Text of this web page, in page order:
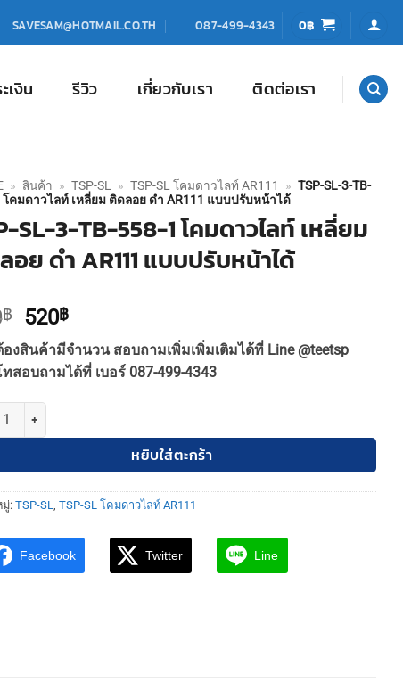
SAVESAM@HOTMAIL.CO.TH 087-499-4343 0฿
เงิน รีวิว เกี่ยวกับเรา ติดต่อเรา
» สินค้า » TSP-SL » TSP-SL โคมดาวไลท์ AR111 » TSP-SL-3-TB-
โคมดาวไลท์ เหลี่ยม ติดลอย ดำ AR111 แบบปรับหน้าได้
SL-3-TB-558-1 โคมดาวไลท์ เหลี่ยม
ย ดำ AR111 แบบปรับหน้าได้
฿
Original
price
was:
570฿.
520฿Current
price
is:
520฿.
งสินค้ามีจำนวน สอบถามเพิ่มเพิ่มเติมได้ที่ Line @teetsp
สอบถามได้ที่ เบอร์ 087-499-4343
TSP-SL-3-TB-558-1 โคมดาวไลท์ เหลี่ยม ติดลอย ดำ AR111 แบบปรับหน้า
หยิบใส่ตะกร้า
มู่: TSP-SL TSP-SL โคมดาวไลท์ AR111
Facebook Twitter Line